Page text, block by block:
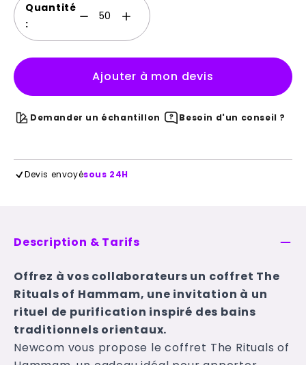
Quantité
:
Ajouter à mon devis
Demander un échantillon Besoin d'un conseil ?
Devis envoyésous 24H
Description & Tarifs
Offrez à vos collaborateurs un coffret The
Rituals of Hammam, une invitation à un
rituel de purification inspiré des bains
traditionnels orientaux.
Newcom vous propose le coffret The Rituals of